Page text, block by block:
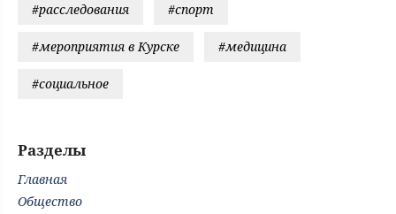
#расследования #спорт
#мероприятия в Курске #медицина
#социальное
Разделы
Главная
Общество